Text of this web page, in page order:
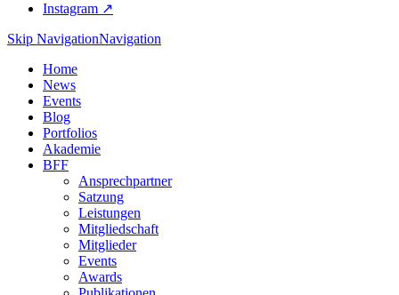
Instagram ↗︎
Skip NavigationNavigation
Home
News
Events
Blog
Portfolios
Akademie
BFF
Ansprechpartner
Satzung
Leistungen
Mitgliedschaft
Mitglieder
Events
Awards